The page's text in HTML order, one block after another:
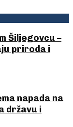
Šiljegovcu –
priroda i
napada na
državu i